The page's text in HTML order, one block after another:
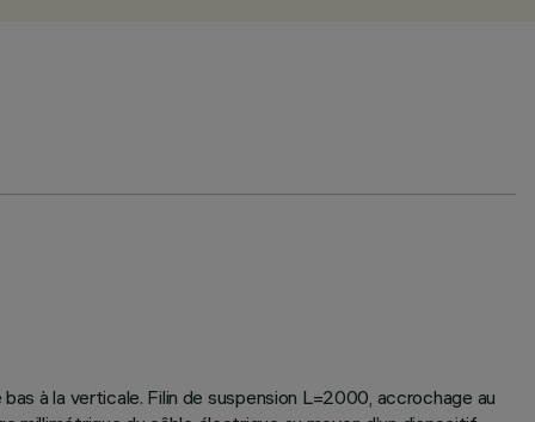
à la verticale. Filin de suspension L=2000, accrochage au